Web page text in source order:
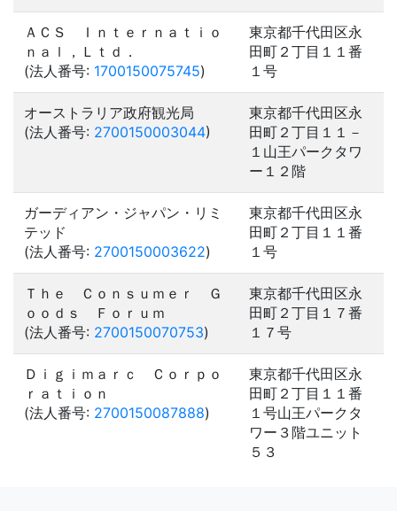
ＡＣＳ Ｉｎｔｅｒｎａｔｉｏ
ｎａｌ，Ｌｔｄ．
(法人番号: 1700150075745)
東京都千代田区永
田町２丁目１１番
１号
オーストラリア政府観光局
(法人番号: 2700150003044)
東京都千代田区永
田町２丁目１１－
１山王パークタワ
ー１２階
ガーディアン・ジャパン・リミ
テッド
(法人番号: 2700150003622)
東京都千代田区永
田町２丁目１１番
１号
Ｔｈｅ Ｃｏｎｓｕｍｅｒ Ｇ
ｏｏｄｓ Ｆｏｒｕｍ
(法人番号: 2700150070753)
東京都千代田区永
田町２丁目１７番
１７号
Ｄｉｇｉｍａｒｃ Ｃｏｒｐｏ
ｒａｔｉｏｎ
(法人番号: 2700150087888)
東京都千代田区永
田町２丁目１１番
１号山王パークタ
ワー３階ユニット
５３